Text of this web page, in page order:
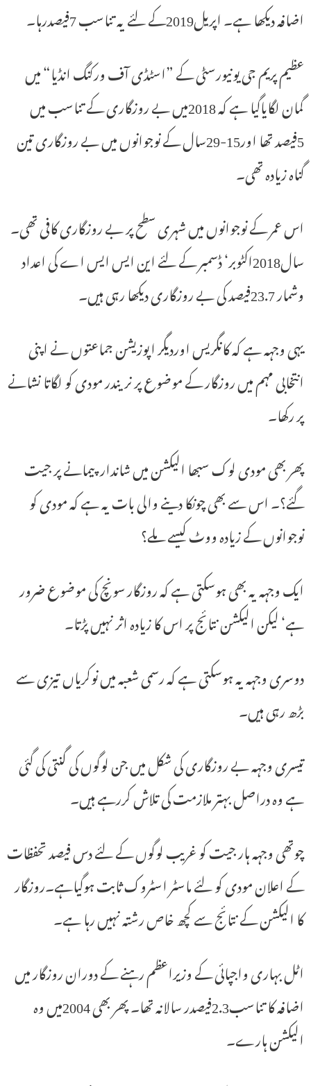
اضافہ دیکھا ہے۔ اپریل2019کے لئے یہ تناسب 7فیصدرہا۔
عظیم پریم جی یونیورسٹی کے ”اسٹڈی آف ورکنگ انڈیا“ میں
گمان لگایاگیا ہے کہ 2018میں بے روزگاری کے تناسب میں
5فیصد تھا اور15-29سال کے نوجوانوں میں بے روزگاری تین
گناہ زیادہ تھی۔
اس عمر کے نوجوانوں میں شہری سطح پر بے روزگاری کافی تھی۔
سال2018اکٹوبر‘ ڈسمبر کے لئے این ایس ایس اے کی اعداد
وشمار 23.7فیصد کی بے روزگاری دیکھا رہی ہیں۔
یہی وجہہ ہے کہ کانگریس اوردیگر اپوزیشن جماعتوں نے اپنی
انتخابی مہم میں روزگار کے موضوع پر نریندر مودی کو لگاتا نشانے
پر رکھا۔
پھر بھی مودی لوک سبھا الیکشن میں شاندار پیمانے پر جیت
گئے؟۔ اس سے بھی چونکا دینے والی بات یہ ہے کہ مودی کو
نوجوانوں کے زیادہ ووٹ کیسے ملے؟
ایک وجہہ یہ بھی ہوسکتی ہے کہ روزگار سونچ کی موضوع ضرور
ہے‘ لیکن الیکشن نتائج پر اس کا زیادہ اثر نہیں پڑتا۔
دوسری وجہہ یہ ہوسکتی ہے کہ رسمی شعبہ میں نوکریاں تیزی سے
بڑھ رہی ہیں۔
تیسری وجہہ بے روزگاری کی شکل میں جن لوگوں کی گنتی کی گئی
ہے وہ دراصل بہتر ملازمت کی تلاش کررہے ہیں۔
چوتھی وجہہ ہار جیت کو غریب لوگوں کے لئے دس فیصد تحفظات
کے اعلان مودی کو لئے ماسٹر اسٹروک ثابت ہوگیاہے۔روزگار
کا الیکشن کے نتائج سے کچھ خاص رشتہ نہیں رہا ہے۔
اٹل بہاری واجپائی کے وزیراعظم رہنے کے دوران روزگار میں
اضافہ کا تناسب2.3فیصدر سالانہ تھا۔ پھر بھی 2004میں وہ
الیکشن ہارے۔